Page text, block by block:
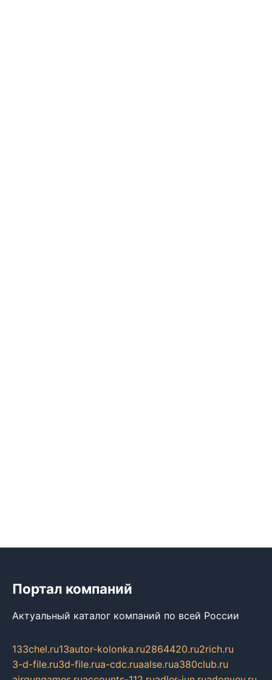
Портал компаний
Актуальный каталог компаний по всей России
133chel.ru13autor-kolonka.ru2864420.ru2rich.ru
3-d-file.ru3d-file.rua-cdc.ruaalse.rua380club.ru